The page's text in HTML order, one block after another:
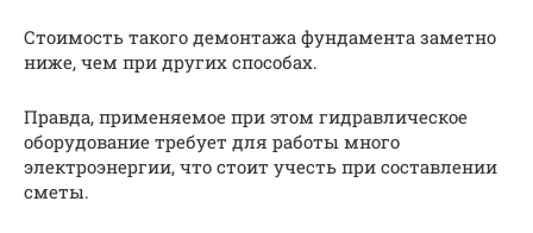
Стоимость такого демонтажа фундамента заметно
ниже, чем при других способах.
Правда, применяемое при этом гидравлическое
оборудование требует для работы много
электроэнергии, что стоит учесть при составлении
сметы.